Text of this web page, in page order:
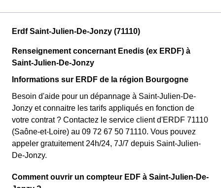
Erdf Saint-Julien-De-Jonzy (71110)
Renseignement concernant Enedis (ex ERDF) à
Saint-Julien-De-Jonzy
Informations sur ERDF de la région Bourgogne
Besoin d'aide pour un dépannage à Saint-Julien-De-
Jonzy et connaitre les tarifs appliqués en fonction de
votre contrat ? Contactez le service client d'ERDF 71110
(Saône-et-Loire) au 09 72 67 50 71110. Vous pouvez
appeler gratuitement 24h/24, 7J/7 depuis Saint-Julien-
De-Jonzy.
Comment ouvrir un compteur EDF à Saint-Julien-De-